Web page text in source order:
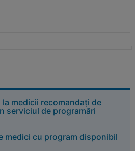
medicii recomandați de
serviciul de programări
medici cu program disponibil